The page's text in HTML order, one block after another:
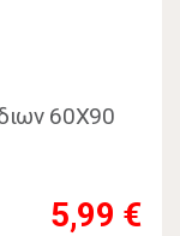
60Χ90
5,99 €